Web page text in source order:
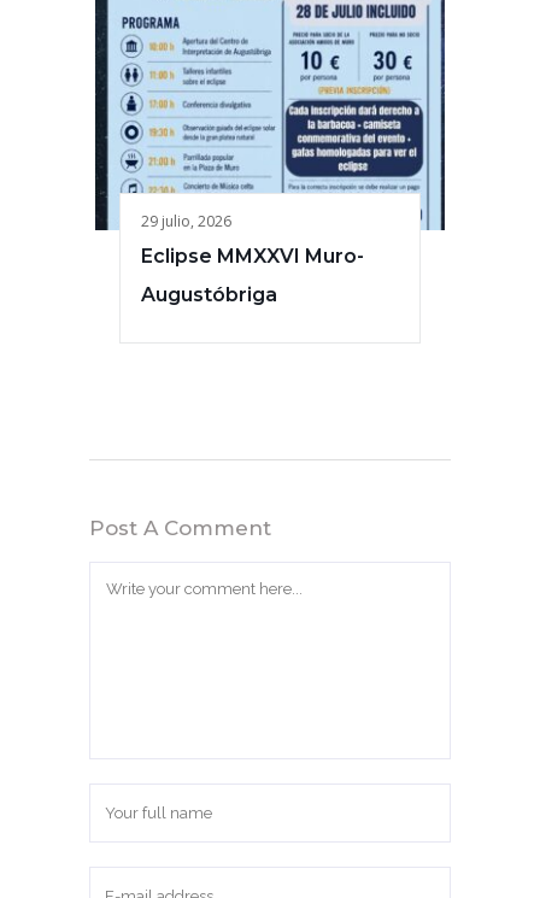
29 julio, 2026
Eclipse MMXXVI Muro-
Augustóbriga
Post A Comment